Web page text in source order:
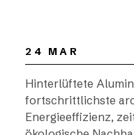
24 MAR
Hinterlüftete
fortschrittlichste
Energieeffizienz,